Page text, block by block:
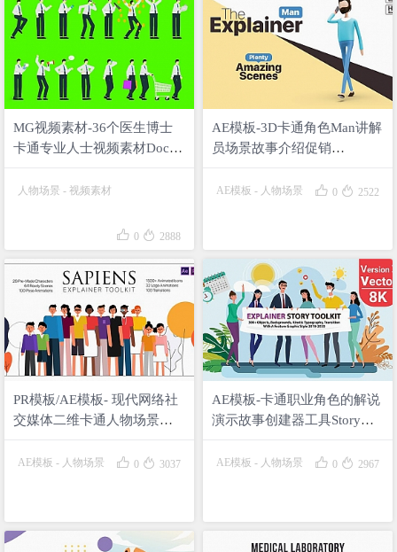
MG视频素材-36个医生博士
卡通专业人士视频素材Doctor
人物场景 - 视频素材
 0  2888
AE模板-3D卡通角色Man讲解
员场景故事介绍促销
AE模板 - 人物场景  0  2522
PR模板/AE模板- 现代网络社
交媒体二维卡通人物场景介
Explainer Toolkit
AE模板 - 人物场景  0  3037
AE模板-卡通职业角色的解说
演示故事创建器工具Story
AE模板 - 人物场景  0  2967